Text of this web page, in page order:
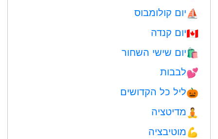
⛵️יום קולומבוס
🇨🇦יום קנדה
🛍יום שישי השחור
💕לבבות
🎃ליל כל הקדושים
🧘 מדיטציה
💪מוטיבציה